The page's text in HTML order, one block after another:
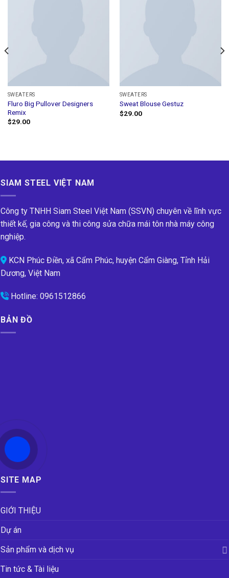
SWEATERS
Fluro Big Pullover Designers
Remix
$29.00
SWEATERS
Sweat Blouse Gestuz
$29.00
SIAM STEEL VIỆT NAM
Công ty TNHH Siam Steel Việt Nam (SSVN) chuyên về lĩnh vực
thiết kế, gia công và thi công sửa chữa mái tôn nhà máy công
nghiệp.
KCN Phúc Điền, xã Cẩm Phúc, huyện Cẩm Giàng, Tỉnh Hải
Dương, Việt Nam
Hotline: 0961512866
BẢN ĐỒ
SITE MAP
GIỚI THIỆU
Dự án
Sản phẩm và dịch vụ
Tin tức & Tài liệu